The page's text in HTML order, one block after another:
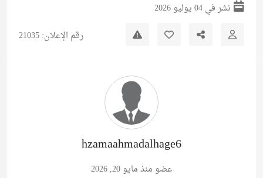
نشر في 04 يوليو 2026
رقم الإعلان: 21035
hzamaahmadalhage6
عضو منذ مايو 20, 2026